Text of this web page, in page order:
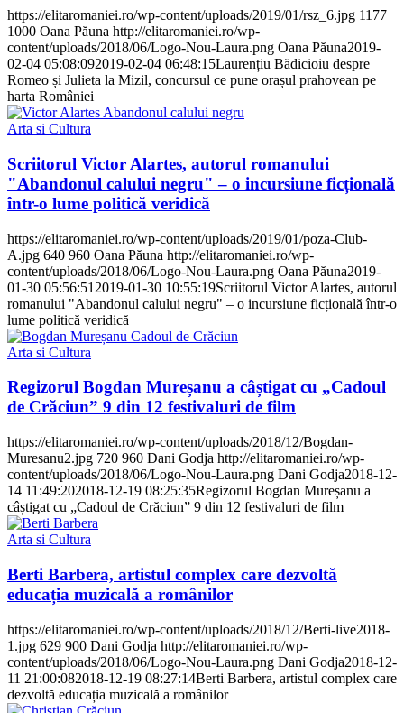
https://elitaromaniei.ro/wp-content/uploads/2019/01/rsz_6.jpg 1177
1000 Oana Păuna http://elitaromaniei.ro/wp-
content/uploads/2018/06/Logo-Nou-Laura.png Oana Păuna2019-
02-04 05:08:092019-02-04 06:48:15Laurențiu Bădicioiu despre
Romeo și Julieta la Mizil, concursul ce pune orașul prahovean pe
harta României
Arta si Cultura
Scriitorul Victor Alartes, autorul romanului
"Abandonul calului negru" – o incursiune ficțională
într-o lume politică veridică
https://elitaromaniei.ro/wp-content/uploads/2019/01/poza-Club-
A.jpg 640 960 Oana Păuna http://elitaromaniei.ro/wp-
content/uploads/2018/06/Logo-Nou-Laura.png Oana Păuna2019-
01-30 05:56:51 2019-01-30 10:55:19Scriitorul Victor Alartes, autorul
romanului "Abandonul calului negru" – o incursiune ficțională într-o
lume politică veridică
Arta si Cultura
Regizorul Bogdan Mureșanu a câștigat cu „Cadoul
de Crăciun” 9 din 12 festivaluri de film
https://elitaromaniei.ro/wp-content/uploads/2018/12/Bogdan-
Muresanu2.jpg 720 960 Dani Godja http://elitaromaniei.ro/wp-
content/uploads/2018/06/Logo-Nou-Laura.png Dani Godja2018-12-
14 11:49:202018-12-19 08:25:35Regizorul Bogdan Mureșanu a
câștigat cu „Cadoul de Crăciun” 9 din 12 festivaluri de film
Arta si Cultura
Berti Barbera, artistul complex care dezvoltă
educația muzicală a românilor
https://elitaromaniei.ro/wp-content/uploads/2018/12/Berti-live2018-
1.jpg 629 900 Dani Godja http://elitaromaniei.ro/wp-
content/uploads/2018/06/Logo-Nou-Laura.png Dani Godja2018-12-
11 21:00:082018-12-19 08:27:14Berti Barbera, artistul complex care
dezvoltă educația muzicală a românilor